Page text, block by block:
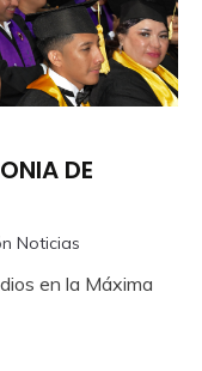
DE
Noticias
en la Máxima